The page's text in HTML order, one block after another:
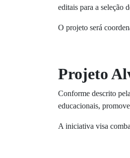
editais para a seleção
O projeto será
Projeto
Conforme descrito
educacionais,
A iniciativa visa